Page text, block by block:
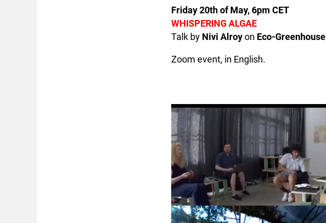
Friday 20th of May, 6pm CET
WHISPERING ALGAE
Talk by Nivi Alroyon Eco-Greenhouse
Zoom event, in English.